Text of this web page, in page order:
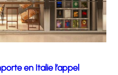
en Italie l’appel